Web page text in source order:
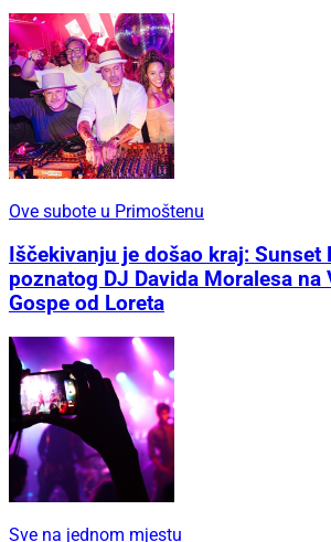
Ove subote u Primoštenu
Iščekivanju je došao kraj:
poznatog DJ Davida Moralesa na
Gospe od Loreta
Sve na jednom mjestu